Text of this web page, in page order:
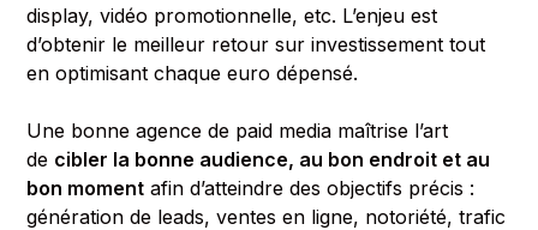
display, vidéo promotionnelle, etc. L’enjeu est
d’obtenir le meilleur retour sur investissement tout
en optimisant chaque euro dépensé.
Une bonne agence de paid media maîtrise l’art
de cibler la bonne audience, au bon endroit et au
bon moment afin d’atteindre des objectifs précis :
génération de leads, ventes en ligne, notoriété, trafic